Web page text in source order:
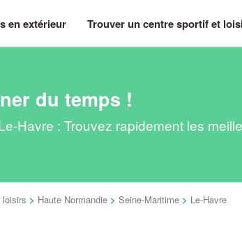
en extérieur Trouver un centre sportif et
du temps !
Havre : Trouvez rapidement les
loisirs > Haute Normandie > Seine-Maritime > Le-Havre